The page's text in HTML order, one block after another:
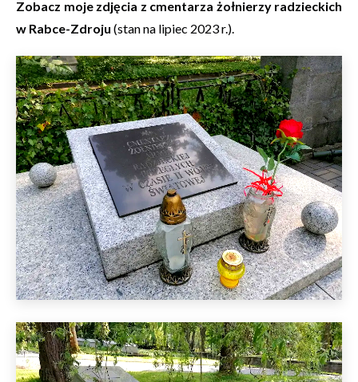
Zobacz moje zdjęcia z cmentarza żołnierzy radzieckich
w Rabce-Zdroju (stan na lipiec 2023 r.).